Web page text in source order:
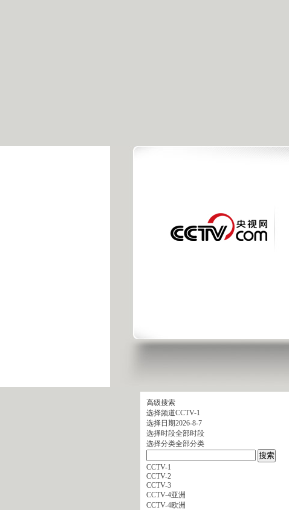
高级搜索
选择频道CCTV-1
选择日期2026-8-7
选择时段全部时段
选择分类全部分类
CCTV-1
CCTV-2
CCTV-3
CCTV-4亚洲
CCTV-4欧洲